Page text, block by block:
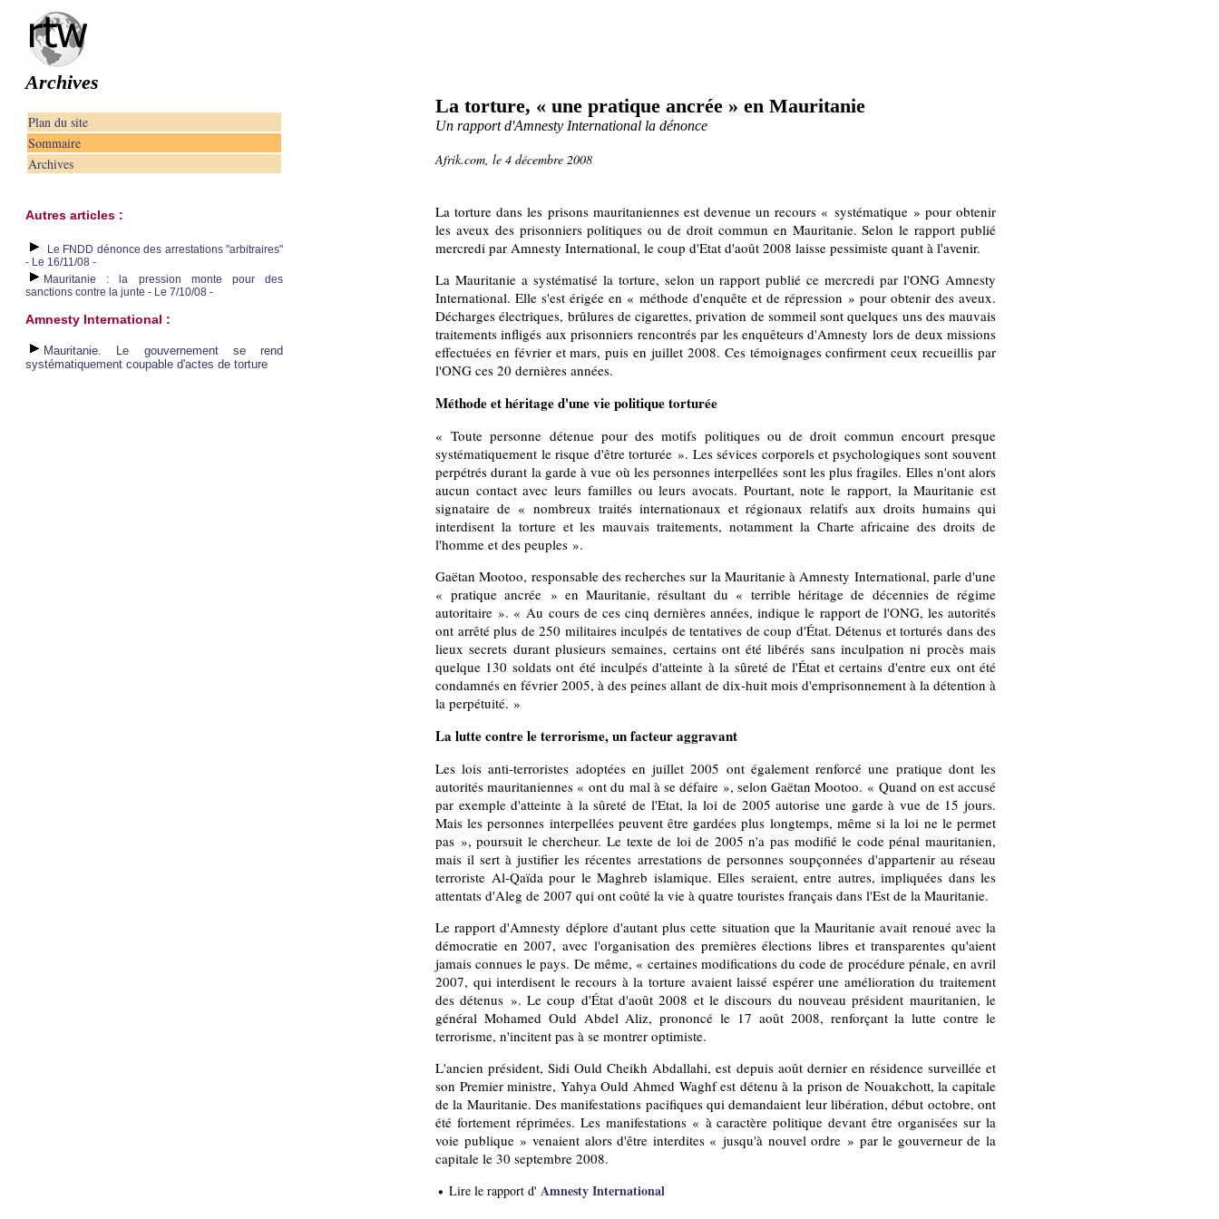
Archives
Plan du site
Sommaire
Archives
Autres articles :
Le FNDD dénonce des arrestations "arbitraires"
- Le 16/11/08 -
Mauritanie : la pression monte pour des
sanctions contre la junte - Le 7/10/08 -
Amnesty International :
Mauritanie. Le gouvernement se rend
systématiquement coupable d'actes de torture
La torture, « une pratique ancrée » en Mauritanie
Un rapport d'Amnesty International la dénonce
Afrik.com, le 4 décembre 2008
La torture dans les prisons mauritaniennes est devenue un recours « systématique » pour obtenir
les aveux des prisonniers politiques ou de droit commun en Mauritanie. Selon le rapport publié
mercredi par Amnesty International, le coup d'Etat d'août 2008 laisse pessimiste quant à l'avenir.
La Mauritanie a systématisé la torture, selon un rapport publié ce mercredi par l'ONG Amnesty
International. Elle s'est érigée en « méthode d'enquête et de répression » pour obtenir des aveux.
Décharges électriques, brûlures de cigarettes, privation de sommeil sont quelques uns des mauvais
traitements infligés aux prisonniers rencontrés par les enquêteurs d'Amnesty lors de deux missions
effectuées en février et mars, puis en juillet 2008. Ces témoignages confirment ceux recueillis par
l'ONG ces 20 dernières années.
Méthode et héritage d'une vie politique torturée
« Toute personne détenue pour des motifs politiques ou de droit commun encourt presque
systématiquement le risque d'être torturée ». Les sévices corporels et psychologiques sont souvent
perpétrés durant la garde à vue où les personnes interpellées sont les plus fragiles. Elles n'ont alors
aucun contact avec leurs familles ou leurs avocats. Pourtant, note le rapport, la Mauritanie est
signataire de « nombreux traités internationaux et régionaux relatifs aux droits humains qui
interdisent la torture et les mauvais traitements, notamment la Charte africaine des droits de
l'homme et des peuples ».
Gaëtan Mootoo, responsable des recherches sur la Mauritanie à Amnesty International, parle d'une
« pratique ancrée » en Mauritanie, résultant du « terrible héritage de décennies de régime
autoritaire ». « Au cours de ces cinq dernières années, indique le rapport de l'ONG, les autorités
ont arrêté plus de 250 militaires inculpés de tentatives de coup d'État. Détenus et torturés dans des
lieux secrets durant plusieurs semaines, certains ont été libérés sans inculpation ni procès mais
quelque 130 soldats ont été inculpés d'atteinte à la sûreté de l'État et certains d'entre eux ont été
condamnés en février 2005, à des peines allant de dix-huit mois d'emprisonnement à la détention à
la perpétuité. »
La lutte contre le terrorisme, un facteur aggravant
Les lois anti-terroristes adoptées en juillet 2005 ont également renforcé une pratique dont les
autorités mauritaniennes « ont du mal à se défaire », selon Gaëtan Mootoo. « Quand on est accusé
par exemple d'atteinte à la sûreté de l'Etat, la loi de 2005 autorise une garde à vue de 15 jours.
Mais les personnes interpellées peuvent être gardées plus longtemps, même si la loi ne le permet
pas », poursuit le chercheur. Le texte de loi de 2005 n'a pas modifié le code pénal mauritanien,
mais il sert à justifier les récentes arrestations de personnes soupçonnées d'appartenir au réseau
terroriste Al-Qaïda pour le Maghreb islamique. Elles seraient, entre autres, impliquées dans les
attentats d'Aleg de 2007 qui ont coûté la vie à quatre touristes français dans l'Est de la Mauritanie.
Le rapport d'Amnesty déplore d'autant plus cette situation que la Mauritanie avait renoué avec la
démocratie en 2007, avec l'organisation des premières élections libres et transparentes qu'aient
jamais connues le pays. De même, « certaines modifications du code de procédure pénale, en avril
2007, qui interdisent le recours à la torture avaient laissé espérer une amélioration du traitement
des détenus ». Le coup d'État d'août 2008 et le discours du nouveau président mauritanien, le
général Mohamed Ould Abdel Aliz, prononcé le 17 août 2008, renforçant la lutte contre le
terrorisme, n'incitent pas à se montrer optimiste.
L'ancien président, Sidi Ould Cheikh Abdallahi, est depuis août dernier en résidence surveillée et
son Premier ministre, Yahya Ould Ahmed Waghf est détenu à la prison de Nouakchott, la capitale
de la Mauritanie. Des manifestations pacifiques qui demandaient leur libération, début octobre, ont
été fortement réprimées. Les manifestations « à caractère politique devant être organisées sur la
voie publique » venaient alors d'être interdites « jusqu'à nouvel ordre » par le gouverneur de la
capitale le 30 septembre 2008.
Lire le rapport d' Amnesty International